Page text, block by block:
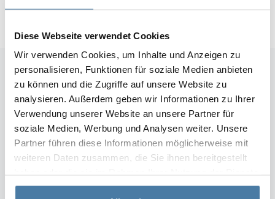
Diese Webseite verwendet Cookies
Wir verwenden Cookies, um Inhalte und Anzeigen zu
personalisieren, Funktionen für soziale Medien anbieten
zu können und die Zugriffe auf unsere Website zu
analysieren. Außerdem geben wir Informationen zu Ihrer
Verwendung unserer Website an unsere Partner für
soziale Medien, Werbung und Analysen weiter. Unsere
Partner führen diese Informationen möglicherweise mit
weiteren Daten zusammen, die Sie ihnen bereitgestellt
gesammelt haben.
uppmärksamhet på varje detalj
"Alsanit är en pålitlig och tillgänglig
partner med stor erfarenhet inom
byggbranschen, med kvalificerad
personal samt tekniska och mänskliga
resurser som krävs för att genomföra
tilldelade uppdrag."